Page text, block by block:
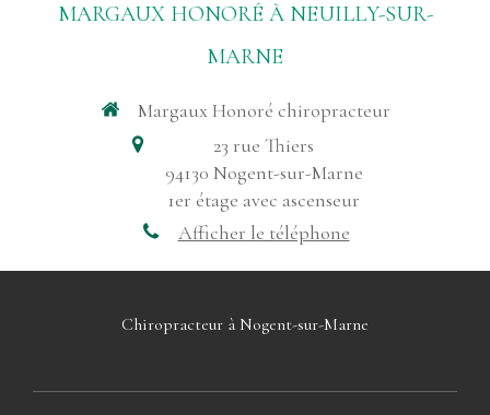
MARGAUX HONORÉ À NEUILLY-SUR-
MARNE
Margaux Honoré chiropracteur
23 rue Thiers
94130 Nogent-sur-Marne
1er étage avec ascenseur
Afficher le téléphone
Chiropracteur à Nogent-sur-Marne